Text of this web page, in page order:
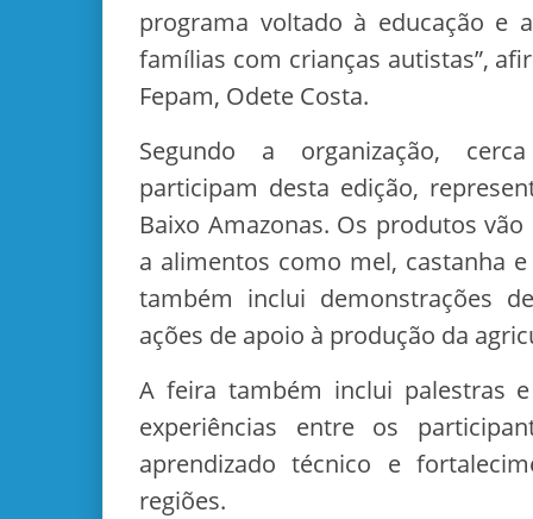
programa voltado à educação e
famílias com crianças autistas”,
Fepam, Odete Costa.
Segundo a organização,
participam desta edição,
Baixo Amazonas. Os produtos
a alimentos como mel, castanha
também inclui demonstrações
ações de apoio à produção da
A feira também inclui palestras
experiências entre os
aprendizado técnico e
regiões.